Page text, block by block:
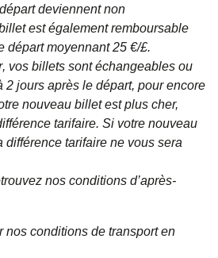
deviennent non
est également remboursable
départ moyennant 25 €/£.
, vos billets sont échangeables ou
2 jours après le départ, pour encore
nouveau billet est plus cher,
tarifaire. Si votre nouveau
différence tarifaire ne vous sera
nos conditions d’après-
nos conditions de transport en